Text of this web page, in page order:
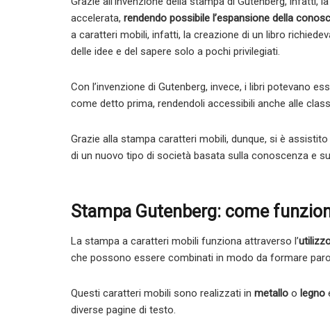
accelerata, rendendo possibile l’espansione della
a caratteri mobili, infatti, la creazione di un libro
delle idee e del sapere solo a pochi privilegiati.
Con l’invenzione di Gutenberg, invece, i libri potevano
come detto prima, rendendoli accessibili anche alle
Grazie alla stampa caratteri mobili, dunque, si è assistito
di un nuovo tipo di società basata sulla conoscenza e
Stampa Gutenberg: come
La stampa a caratteri mobili funziona attraverso l’
che possono essere combinati in modo da formare
Questi caratteri mobili sono realizzati in metallo o legno
diverse pagine di testo.